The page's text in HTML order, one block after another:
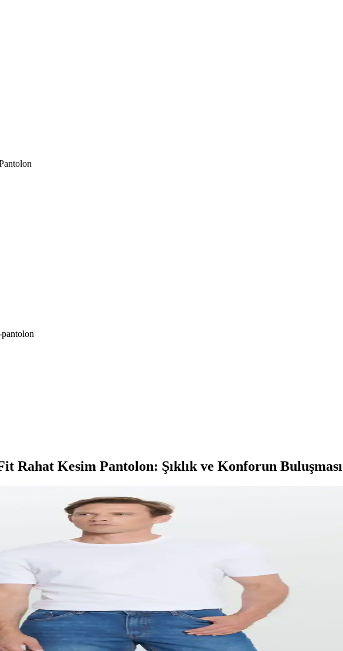
Rahat Kesim Pantolon: Şıklık ve Konforun Buluşması